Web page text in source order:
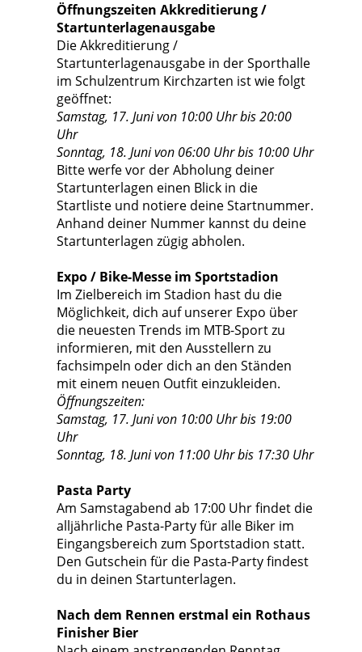
Öffnungszeiten Akkreditierung /
Startunterlagenausgabe
Die Akkreditierung /
Startunterlagenausgabe in der Sporthalle
im Schulzentrum Kirchzarten ist wie folgt
geöffnet:
Samstag, 17. Juni von 10:00 Uhr bis 20:00
Uhr
Sonntag, 18. Juni von 06:00 Uhr bis 10:00 Uhr
Bitte werfe vor der Abholung deiner
Startunterlagen einen Blick in die
Startliste und notiere deine Startnummer.
Anhand deiner Nummer kannst du deine
Startunterlagen zügig abholen.
Expo / Bike-Messe im Sportstadion
Im Zielbereich im Stadion hast du die
Möglichkeit, dich auf unserer Expo über
die neuesten Trends im MTB-Sport zu
informieren, mit den Ausstellern zu
fachsimpeln oder dich an den Ständen
mit einem neuen Outfit einzukleiden.
Öffnungszeiten:
Samstag, 17. Juni von 10:00 Uhr bis 19:00
Uhr
Sonntag, 18. Juni von 11:00 Uhr bis 17:30 Uhr
Pasta Party
Am Samstagabend ab 17:00 Uhr findet die
alljährliche Pasta-Party für alle Biker im
Eingangsbereich zum Sportstadion statt.
Den Gutschein für die Pasta-Party findest
du in deinen Startunterlagen.
Nach dem Rennen erstmal ein Rothaus
Finisher Bier